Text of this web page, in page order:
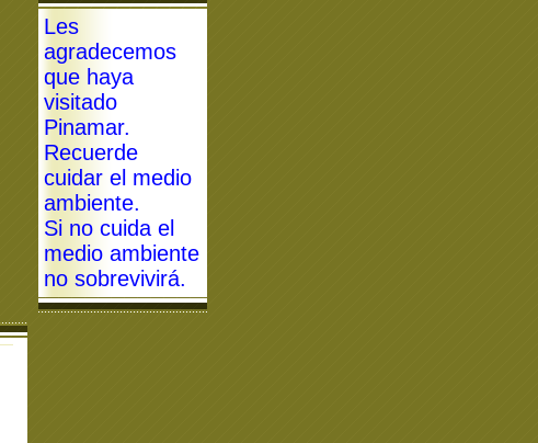
Les
agradecemos
que haya
visitado
Pinamar.
Recuerde
cuidar el medio
ambiente.
Si no cuida el
medio ambiente
no sobrevivirá.